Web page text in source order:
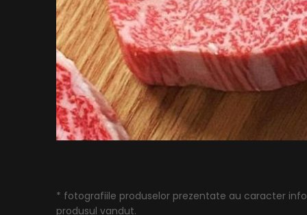
* fotografiile produselor prezentate au caracter
produsul vandut.